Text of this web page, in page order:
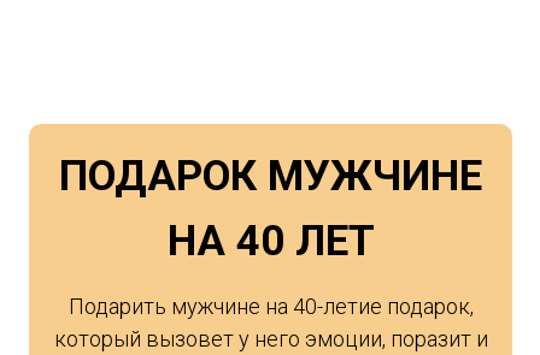
Подарить мужчине на 40-летие подарок,
который вызовет у него эмоции, поразит и
ПОДАРОК МУЖЧИНЕ
НА 40 ЛЕТ